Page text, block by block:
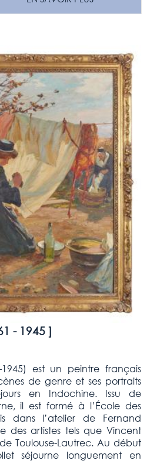
- 1945]
est un peintre français
de genre et ses portraits
en Indochine. Issu de
il est formé à l’École des
dans l’atelier de Fernand
des artistes tels que Vincent
Toulouse-Lautrec. Au début
séjourne longuement en